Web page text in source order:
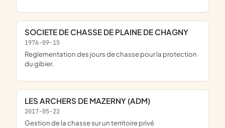
SOCIETE DE CHASSE DE PLAINE DE CHAGNY
1976-09-15
reglementation des jours de chasse pour la protection
du gibier.
LES ARCHERS DE MAZERNY (ADM)
2017-05-22
gestion de la chasse sur un territoire privé